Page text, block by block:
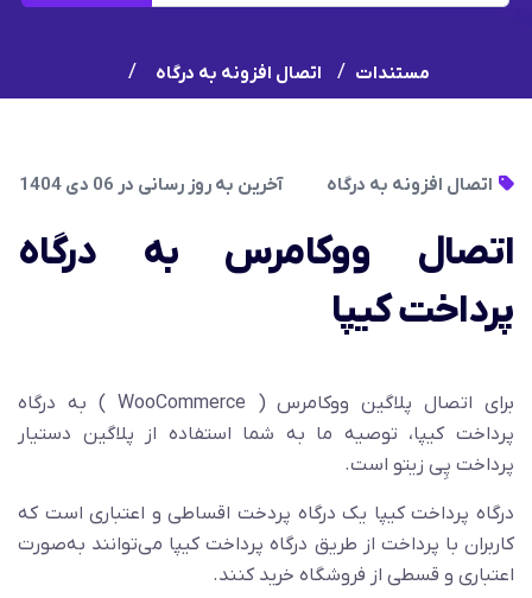
مستندات اتصال افزونه به درگاه
اتصال افزونه به درگاه آخرین به روز رسانی در 06 دی 1404
اتصال ووکامرس به درگاه
پرداخت کیپا
برای اتصال پلاگین ووکامرس ( WooCommerce ) به درگاه
پرداخت کیپا، توصیه ما به شما استفاده از پلاگین دستیار
پرداخت پِی زیتو است.
درگاه پرداخت کیپا یک درگاه پردخت اقساطی و اعتباری است که
کاربران با پرداخت از طریق درگاه پرداخت کیپا می‌توانند به‌صورت
اعتباری و قسطی از فروشگاه خرید کنند.